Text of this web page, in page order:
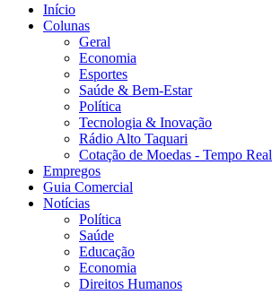
Início
Colunas
Geral
Economia
Esportes
Saúde & Bem-Estar
Política
Tecnologia & Inovação
Rádio Alto Taquari
Cotação de Moedas - Tempo Real
Empregos
Guia Comercial
Notícias
Política
Saúde
Educação
Economia
Direitos Humanos